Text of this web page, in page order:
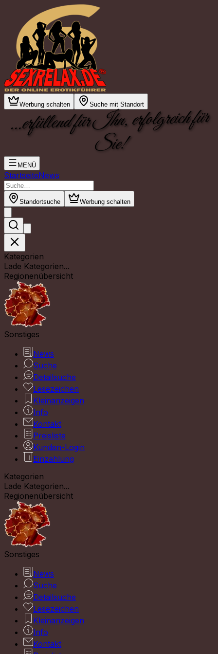
Werbung schalten Suche mit Standort
...erfüllend für Ihn, erfolgreich für
Sie!
MENÜ
StartseiteNews
Standortsuche Werbung schalten
Kategorien
Lade Kategorien...
Regionenübersicht
Sonstiges
News
Suche
Detailsuche
Lesezeichen
Kleinanzeigen
Info
Kontakt
Preisliste
Kunden-Login
Einzahlung
Kategorien
Lade Kategorien...
Regionenübersicht
Sonstiges
News
Suche
Detailsuche
Lesezeichen
Kleinanzeigen
Info
Kontakt